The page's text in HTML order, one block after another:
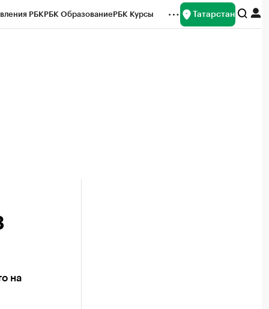
РБКРБК ОбразованиеРБК Курсы Татарстан
на